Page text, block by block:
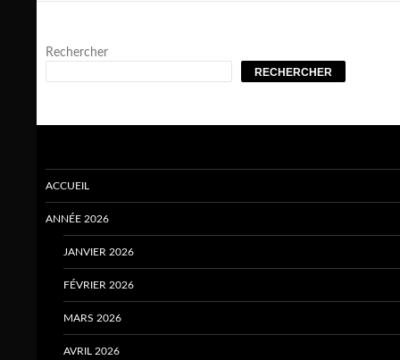
Rechercher
RECHERCHER
ACCUEIL
ANNÉE 2026
JANVIER 2026
FÉVRIER 2026
MARS 2026
AVRIL 2026